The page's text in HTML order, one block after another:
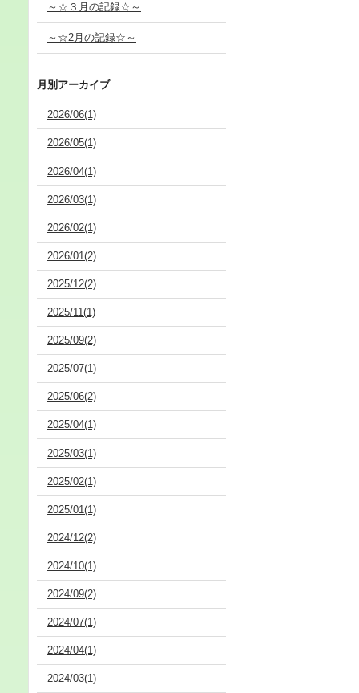
～☆３月の記録☆～
～☆2月の記録☆～
月別アーカイブ
2026/06(1)
2026/05(1)
2026/04(1)
2026/03(1)
2026/02(1)
2026/01(2)
2025/12(2)
2025/11(1)
2025/09(2)
2025/07(1)
2025/06(2)
2025/04(1)
2025/03(1)
2025/02(1)
2025/01(1)
2024/12(2)
2024/10(1)
2024/09(2)
2024/07(1)
2024/04(1)
2024/03(1)